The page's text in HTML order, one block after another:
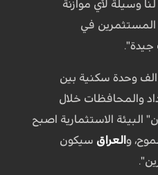
وسيلة لأي موازنة
المستثمرين في
جيدة".
قائلا ان" هناك 300 الف وحدة سكنية بين
والمحافظات خلال
البيئة الاستثمارية اصبح
و العراق سيكون